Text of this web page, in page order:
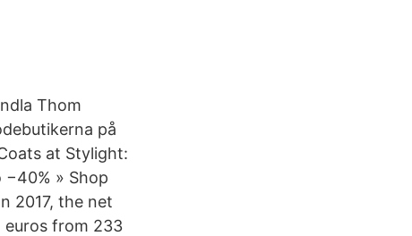
Thom
på
at Stylight:
−40% » Shop
2017, the net
euros from 233